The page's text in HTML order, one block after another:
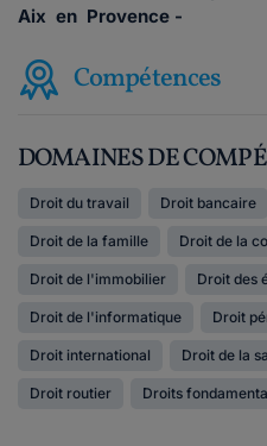
Aix en Provence -
Compétences
DOMAINES DE
Droit du travail Droit bancaire
Droit de la famille Droit de la
Droit de l'immobilier Droit des
Droit de l'informatique Droit
Droit international Droit de la
Droit routier Droits